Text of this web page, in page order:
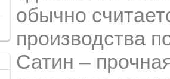
обычно
производства
Сатин –